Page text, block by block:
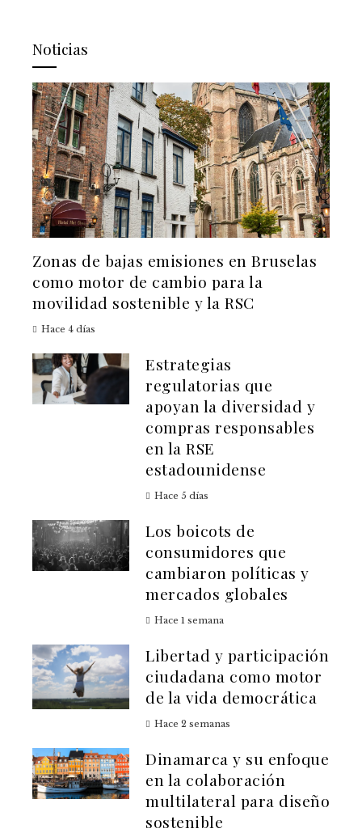
Noticias
Zonas de bajas emisiones en Bruselas
como motor de cambio para la
movilidad sostenible y la RSC
Hace 4 días
Estrategias
regulatorias que
apoyan la diversidad y
compras responsables
en la RSE
estadounidense
Hace 5 días
Los boicots de
consumidores que
cambiaron políticas y
mercados globales
Hace 1 semana
Libertad y participación
ciudadana como motor
de la vida democrática
Hace 2 semanas
Dinamarca y su enfoque
en la colaboración
multilateral para diseño
sostenible